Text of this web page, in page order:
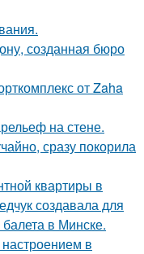
созданная бюро
от Zaha
на стене.
сразу покорила
квартиры в
создавала для
в Минске.
в